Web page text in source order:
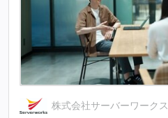
株式会社サーバーワークス